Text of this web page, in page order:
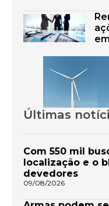
Últimas
Com 550 mil
localização e o
devedores
09/08/2026